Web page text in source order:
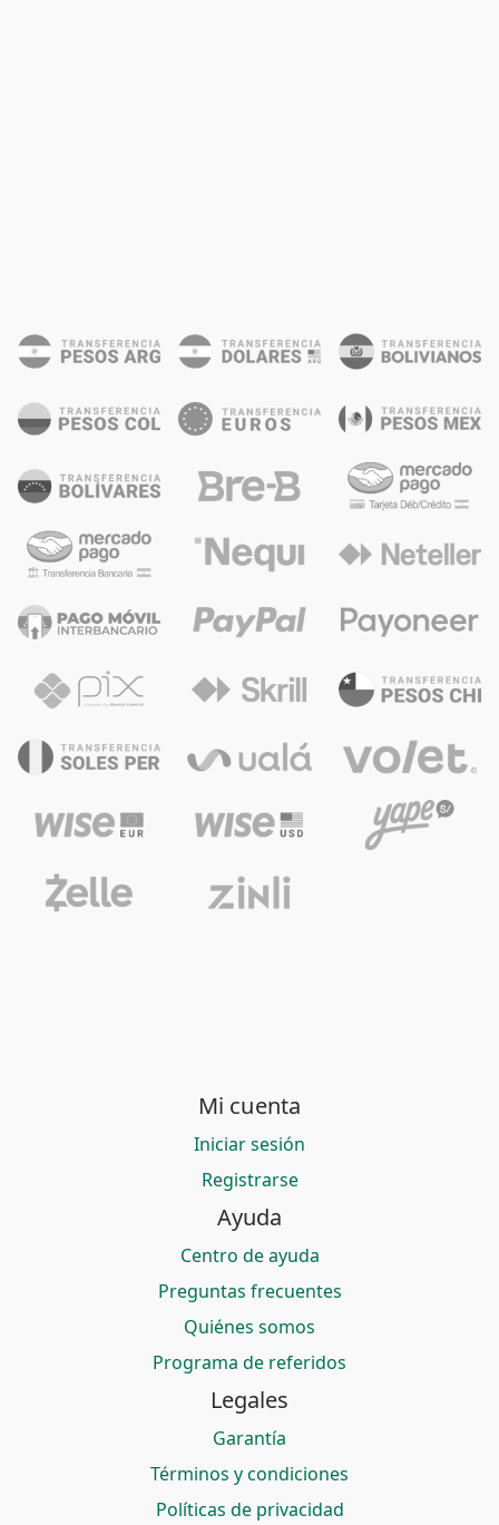
Mi cuenta
Iniciar sesión
Registrarse
Ayuda
Centro de ayuda
Preguntas frecuentes
Quiénes somos
Programa de referidos
Legales
Garantía
Términos y condiciones
Políticas de privacidad